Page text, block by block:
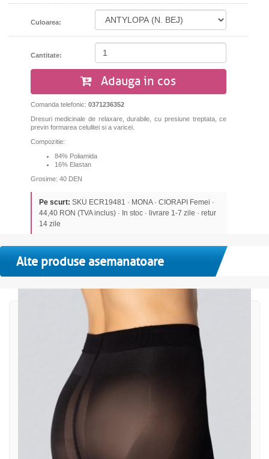
Culoarea:
Cantitate:
Adauga in cos
Comanda telefonic: 0371236352
Dresuri medicinale de relaxare, durabile, cu presiune treptata, ce
previn formarea celulitei si a varicei.
Compozitie:
84% Poliamida
16% Elastan
Grosime: 40 DEN
Pe scurt: SKU ECR19481 · MONA · CIORAPI Femei ·
44,40 RON (TVA inclus) · In stoc · livrare 1-7 zile · retur
14 zile
Alte produse asemanatoare